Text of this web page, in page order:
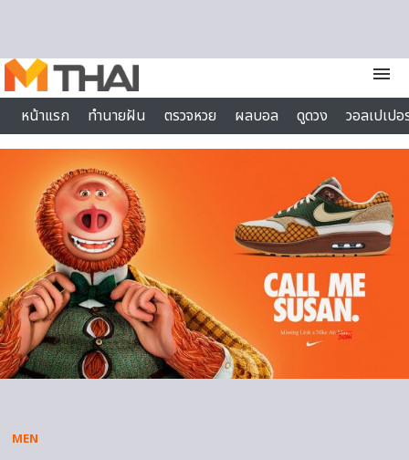
menu
หน้าแรก
ทำนายฝัน ตรวจหวย ผลบอล ดูดวง
วอลเปเป
ไลฟ์สไตล์
MEN